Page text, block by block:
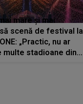
mare și mai
scenă de festival la
„Practic, nu ar
multe stadioane din